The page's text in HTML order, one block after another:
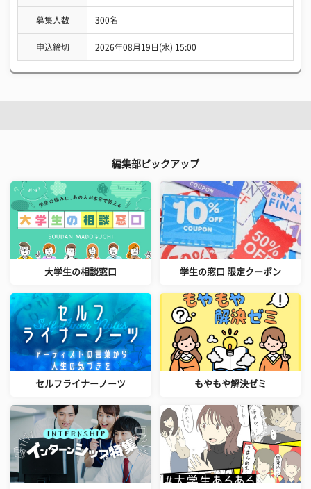
募集人数 300名
申込締切 2026年08月19日(水) 15:00
編集部ピックアップ
大学生の相談窓口 学生の窓口 限定クーポン
セルフライナーノーツ もやもや解決ゼミ